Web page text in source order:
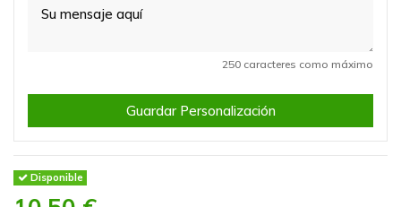
250 caracteres como máximo
Guardar Personalización
Disponible